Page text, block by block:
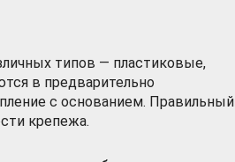
типов — пластиковые,
в предварительно
с основанием. Правильный
крепежа.